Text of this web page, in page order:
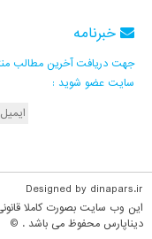
خبرنامه
جهت دریافت آخرین مطالب
سایت عضو شوید :
Designed by dinapars.ir
این وب سایت بصورت کاملا
دیناپارس محفوظ می باشد . ©